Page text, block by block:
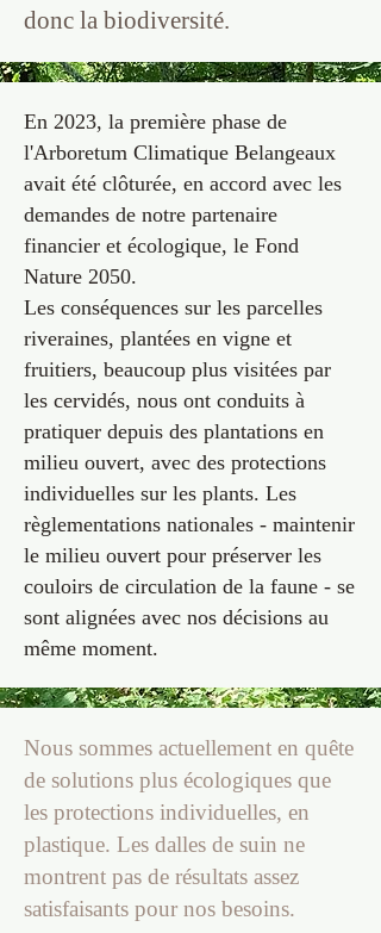
donc la biodiversité.
En 2023, la première phase de
l'Arboretum Climatique Belangeaux
avait été clôturée, en accord avec les
demandes de notre partenaire
financier et écologique, le Fond
Nature 2050.
Les conséquences sur les parcelles
riveraines, plantées en vigne et
fruitiers, beaucoup plus visitées par
les cervidés, nous ont conduits à
pratiquer depuis des plantations en
milieu ouvert, avec des protections
individuelles sur les plants. Les
règlementations nationales - maintenir
le milieu ouvert pour préserver les
couloirs de circulation de la faune - se
sont alignées avec nos décisions au
même moment.
Nous sommes actuellement en quête
de solutions plus écologiques que
les protections individuelles, en
plastique. Les dalles de suin ne
montrent pas de résultats assez
satisfaisants pour nos besoins.